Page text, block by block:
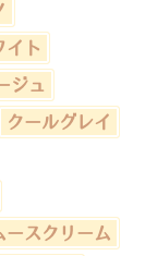
イト
ジュ
クールグレイ
ースクリーム